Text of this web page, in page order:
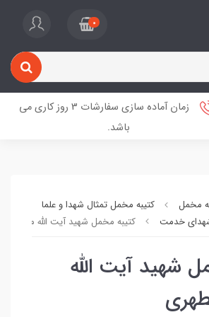
0
زمان آماده سازی سفارشات 3 روز کاری می
باشد.
مخمل
کتیبه مخمل تمثال شهدا و علما
خدمت
کتیبه مخمل شهید آیت الله مرتضی
شهید آیت الله